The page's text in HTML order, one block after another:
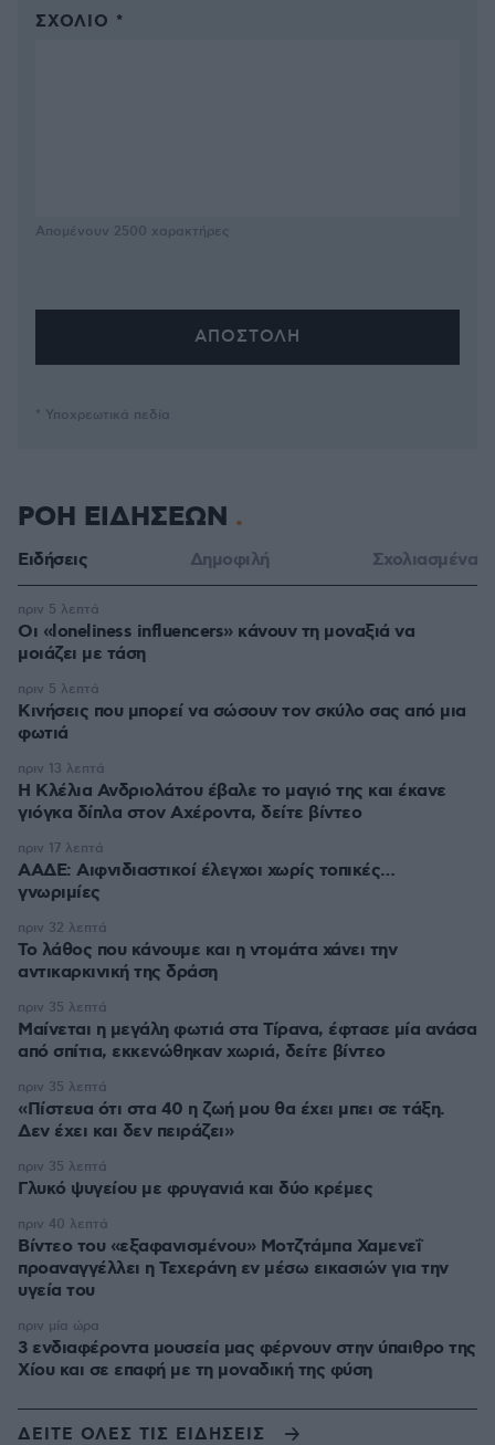
ΣΧΌΛΙΟ *
Απομένουν 2500 χαρακτήρες
* Υποχρεωτικά πεδία
ΡΟΗ ΕΙΔΗΣΕΩΝ
Ειδήσεις Δημοφιλή Σχολιασμένα
Οι «loneliness influencers» κάνουν τη μοναξιά να
μοιάζει με τάση
πριν 5 λεπτά
Κινήσεις που μπορεί να σώσουν τον σκύλο σας από μια
φωτιά
πριν 5 λεπτά
Η Κλέλια Ανδριολάτου έβαλε το μαγιό της και έκανε
γιόγκα δίπλα στον Αχέροντα, δείτε βίντεο
πριν 13 λεπτά
ΑΑΔΕ: Αιφνιδιαστικοί έλεγχοι χωρίς τοπικές…
γνωριμίες
πριν 17 λεπτά
Το λάθος που κάνουμε και η ντομάτα χάνει την
αντικαρκινική της δράση
πριν 32 λεπτά
Μαίνεται η μεγάλη φωτιά στα Τίρανα, έφτασε μία ανάσα
από σπίτια, εκκενώθηκαν χωριά, δείτε βίντεο
πριν 35 λεπτά
«Πίστευα ότι στα 40 η ζωή μου θα έχει μπει σε τάξη.
Δεν έχει και δεν πειράζει»
πριν 35 λεπτά
Γλυκό ψυγείου με φρυγανιά και δύο κρέμες
πριν 35 λεπτά
Βίντεο του «εξαφανισμένου» Μοτζτάμπα Χαμενεΐ
προαναγγέλλει η Τεχεράνη εν μέσω εικασιών για την
υγεία του
πριν 40 λεπτά
3 ενδιαφέροντα μουσεία μας φέρνουν στην ύπαιθρο της
Χίου και σε επαφή με τη μοναδική της φύση
πριν μία ώρα
ΔΕΙΤΕ ΟΛΕΣ ΤΙΣ ΕΙΔΗΣΕΙΣ